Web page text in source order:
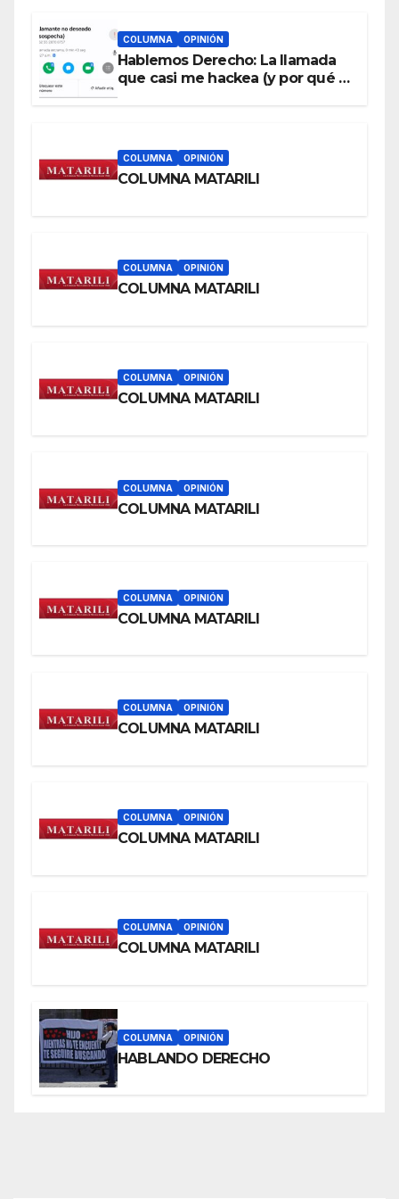
COLUMNA OPINIÓN
Hablemos Derecho: La llamada
que casi me hackea (y por qué a
COLUMNA OPINIÓN
COLUMNA MATARILI
COLUMNA OPINIÓN
COLUMNA MATARILI
COLUMNA OPINIÓN
COLUMNA MATARILI
COLUMNA OPINIÓN
COLUMNA MATARILI
COLUMNA OPINIÓN
COLUMNA MATARILI
COLUMNA OPINIÓN
COLUMNA MATARILI
COLUMNA OPINIÓN
COLUMNA MATARILI
COLUMNA OPINIÓN
COLUMNA MATARILI
COLUMNA OPINIÓN
HABLANDO DERECHO